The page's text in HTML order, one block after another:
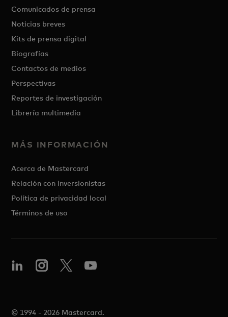
Comunicados de prensa
Noticias breves
Kits de prensa digital
Biografías
Contactos de medios
Perspectivas
Reportes de investigación
Librería multimedia
MÁS INFORMACIÓN
Acerca de Mastercard
Relación con inversionistas
Política de privacidad local
Términos de uso
© 1994 - 2026 Mastercard.